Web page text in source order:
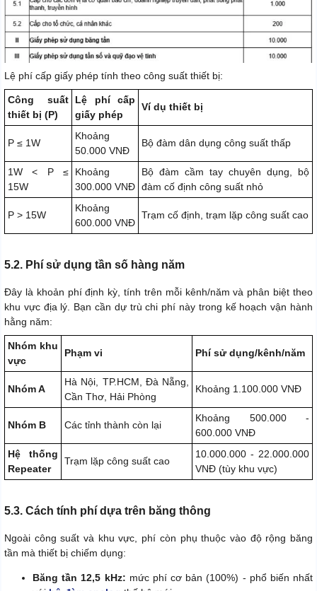
Lệ phí cấp giấy phép tính theo công suất thiết bị:
Công suất
thiết bị (P)
Lệ phí cấp
giấy phép
Ví dụ thiết bị
P ≤ 1W
Khoảng
50.000 VNĐ
Bộ đàm dân dụng công suất thấp
1W < P ≤
15W
Khoảng
300.000 VNĐ
Bộ đàm cầm tay chuyên dụng, bộ
đàm cố định công suất nhỏ
P > 15W
Khoảng
600.000 VNĐ
Trạm cố định, trạm lặp công suất cao
5.2. Phí sử dụng tần số hàng năm
Đây là khoản phí định kỳ, tính trên mỗi kênh/năm và phân biệt theo
khu vực địa lý. Bạn cần dự trù chi phí này trong kế hoạch vận hành
hằng năm:
Nhóm khu
vực
Phạm vi Phí sử dụng/kênh/năm
Nhóm A
Hà Nội, TP.HCM, Đà Nẵng,
Cần Thơ, Hải Phòng
Khoảng 1.100.000 VNĐ
Nhóm B Các tỉnh thành còn lại
Khoảng 500.000 -
600.000 VNĐ
Hệ thống
Repeater
Trạm lặp công suất cao
10.000.000 - 22.000.000
VNĐ (tùy khu vực)
5.3. Cách tính phí dựa trên băng thông
Ngoài công suất và khu vực, phí còn phụ thuộc vào độ rộng băng
tần mà thiết bị chiếm dụng:
Băng tần 12,5 kHz: mức phí cơ bản (100%) - phổ biến nhất